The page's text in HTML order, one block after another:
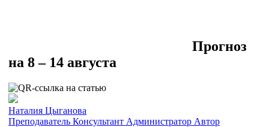
Прогноз
на 8 – 14 августа
Наталия Цыганова
Преподаватель Консультант Администратор Автор